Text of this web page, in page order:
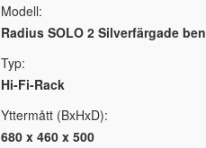
Modell:
Radius SOLO 2 Silverfärgade ben
Typ:
Hi-Fi-Rack
Yttermått (BxHxD):
680 x 460 x 500